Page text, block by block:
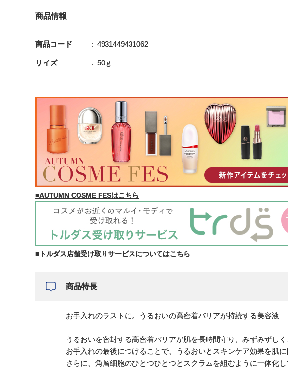
商品情報
商品コード 4931449431062
サイズ 50ｇ
■AUTUMN COSME FESはこちら
■トルダス店舗受け取りサービスについてはこちら
商品特長
お手入れのラストに。うるおいの高密着バリアが持続する美容液
うるおいを密封する高密着バリアが肌を長時間守り、みずみずし
お手入れの最後につけることで、うるおいとスキンケア効果を肌に
さらに、角層細胞のひとつひとつとスクラムを組むように一体化